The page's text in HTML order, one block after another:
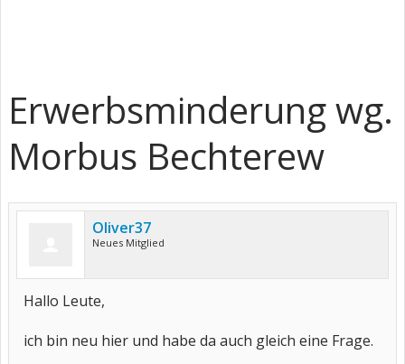
Erwerbsminderung wg.
Morbus Bechterew
Oliver37
Neues Mitglied
Hallo Leute,
ich bin neu hier und habe da auch gleich eine Frage.